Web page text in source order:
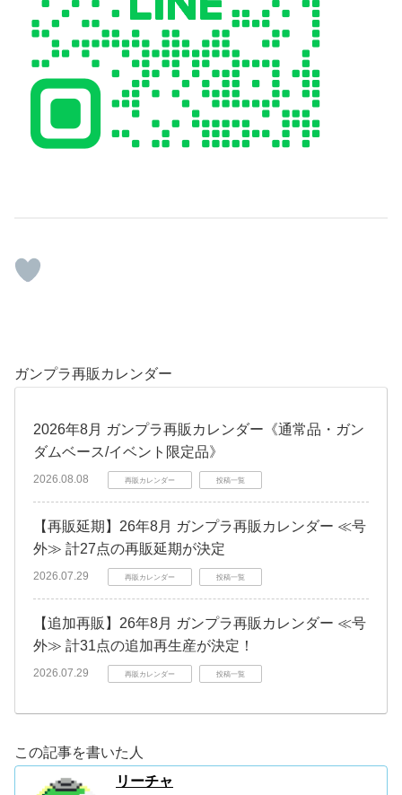
ガンプラ再販カレンダー
2026年8月 ガンプラ再販カレンダー《通常品・ガン
ダムベース/イベント限定品》
2026.08.08 再販カレンダー 投稿一覧
【再販延期】26年8月 ガンプラ再販カレンダー ≪号
外≫ 計27点の再販延期が決定
2026.07.29 再販カレンダー 投稿一覧
【追加再販】26年8月 ガンプラ再販カレンダー ≪号
外≫ 計31点の追加再生産が決定！
2026.07.29 再販カレンダー 投稿一覧
この記事を書いた人
リーチャ